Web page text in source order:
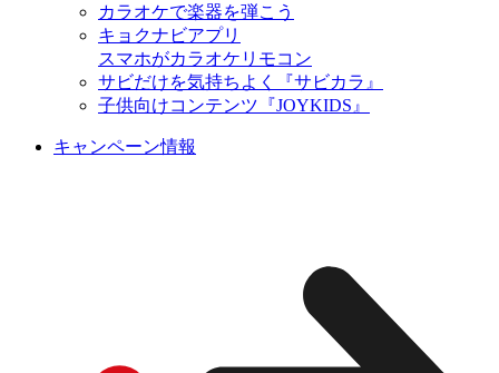
カラオケで楽器を弾こう
キョクナビアプリ
スマホがカラオケリモコン
サビだけを気持ちよく『サビカラ』
子供向けコンテンツ『JOYKIDS』
キャンペーン情報